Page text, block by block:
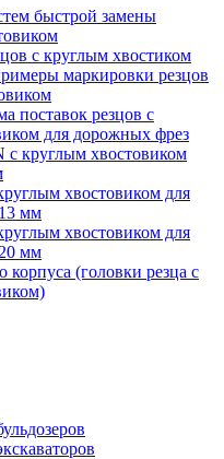
быстрой замены
с круглым хвостиком
маркировки резцов
поставок резцов с
для дорожных фрез
круглым хвостовиком
хвостовиком для
мм
хвостовиком для
мм
(головки резца с